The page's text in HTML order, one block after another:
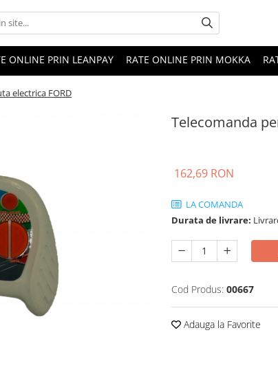
ONLINE PRIN LEANPAY RATE ONLINE PRIN MOKKA
electrica FORD
Telecomanda
162,69 RON
LA COMANDA
Durata de livrare:
Cod Produs: 00667
Adauga la Favorite